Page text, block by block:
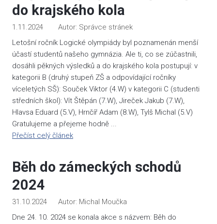
do krajského kola
1.11.2024
Správce stránek
Letošní ročník Logické olympiády byl poznamenán menší
účastí studentů našeho gymnázia. Ale ti, co se zúčastnili,
dosáhli pěkných výsledků a do krajského kola postupují: v
kategorii B (druhý stupeň ZŠ a odpovídající ročníky
víceletých SŠ): Souček Viktor (4.W) v kategorii C (studenti
středních škol): Vít Štěpán (7.W), Jireček Jakub (7.W),
Hlavsa Eduard (5.V), Hrnčíř Adam (8.W), Tylš Michal (5.V)
Gratulujeme a přejeme hodně ...
Přečíst celý článek
Běh do zámeckých schodů
2024
31.10.2024
Michal Moučka
Dne 24. 10. 2024 se konala akce s názvem: Běh do